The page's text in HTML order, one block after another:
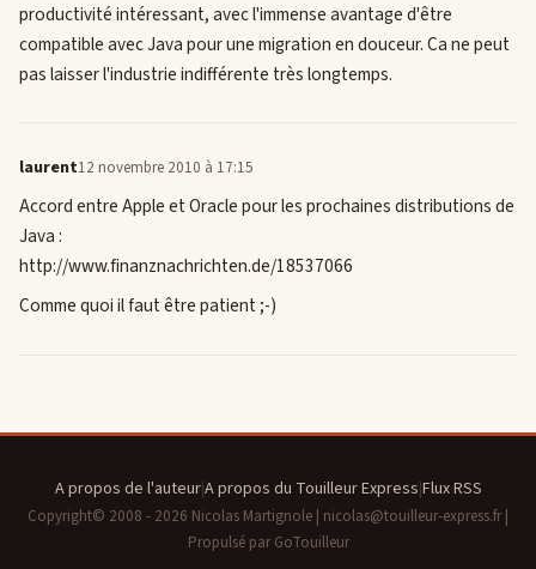
productivité intéressant, avec l'immense avantage d'être
compatible avec Java pour une migration en douceur. Ca ne peut
pas laisser l'industrie indifférente très longtemps.
laurent12 novembre 2010 à 17:15
Accord entre Apple et Oracle pour les prochaines distributions de
Java :
http://www.finanznachrichten.de/18537066
Comme quoi il faut être patient ;-)
A propos de l'auteur|A propos du Touilleur Express|Flux RSS
Copyright© 2008 - 2026 Nicolas Martignole | nicolas@touilleur-express.fr |
Propulsé par GoTouilleur